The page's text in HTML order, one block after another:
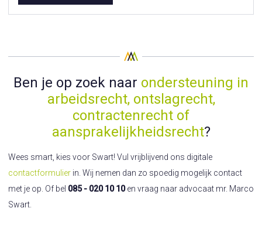
Ben je op zoek naar ondersteuning in
arbeidsrecht, ontslagrecht,
contractenrecht of
aansprakelijkheidsrecht?
Wees smart, kies voor Swart! Vul vrijblijvend ons digitale
contactformulier in. Wij nemen dan zo spoedig mogelijk contact
met je op. Of bel 085 - 020 10 10en vraag naar advocaat mr. Marco
Swart.